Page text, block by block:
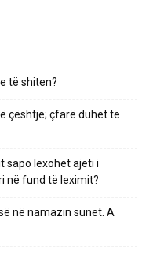
të shiten?
çështje; çfarë duhet të
sapo lexohet ajeti i
në fund të leximit?
në namazin sunet. A